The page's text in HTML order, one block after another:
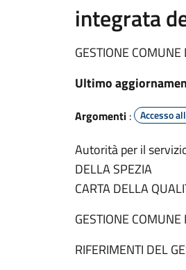
integrata
GESTIONE
Ultimo
Argomenti : Accesso
Autorità per il
DELLA SPEZIA
CARTA DELLA
GESTIONE
RIFERIMENTI DEL